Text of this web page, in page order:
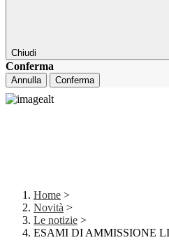
Chiudi
Conferma
Annulla Conferma
Home >
Novità >
Le notizie >
ESAMI DI AMMISSIONE